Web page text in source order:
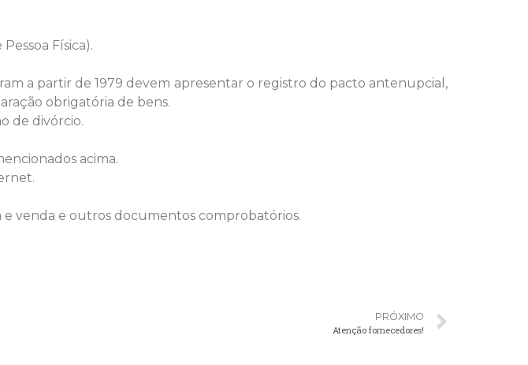
Física).
a partir de 1979 devem apresentar o registro do pacto antenupcial,
obrigatória de bens.
de divórcio.
acima.
e venda e outros documentos comprobatórios.
PRÓXIMO
Atenção fornecedores!